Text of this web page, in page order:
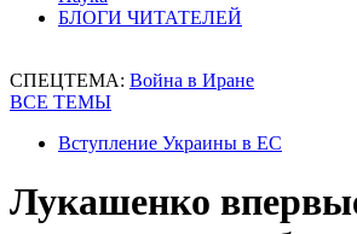
БЛОГИ ЧИТАТЕЛЕЙ
СПЕЦТЕМА: Война в Иране
ВСЕ ТЕМЫ
Вступление Украины в ЕС
Лукашенко